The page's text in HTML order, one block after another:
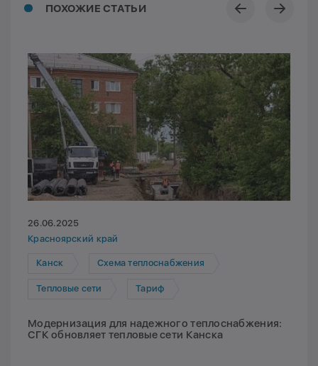
ПОХОЖИЕ СТАТЬИ
26.06.2025
Красноярский край
Канск Схема теплоснабжения
Тепловые сети Тариф
Модернизация для надежного теплоснабжения:
СГК обновляет тепловые сети Канска